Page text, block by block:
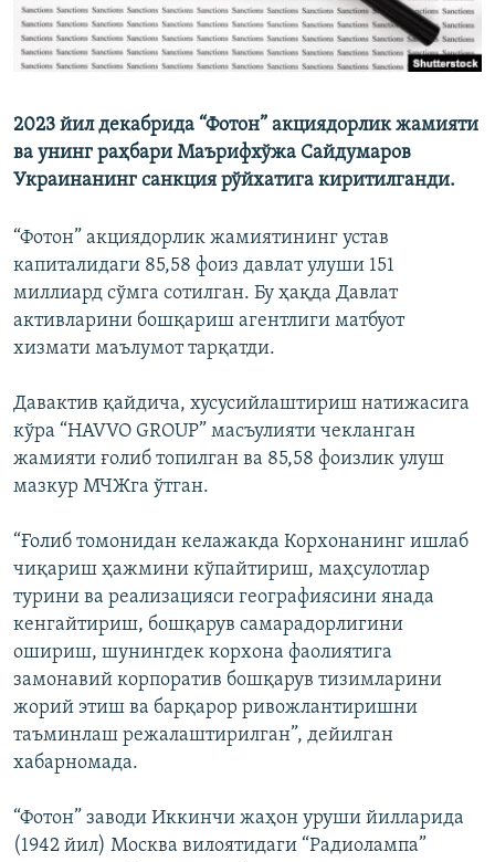
2023 йил декабрида “Фотон” акциядорлик жамияти
ва унинг раҳбари Маърифхўжа Сайдумаров
Украинанинг санкция рўйхатига киритилганди.
“Фотон” акциядорлик жамиятининг устав
капиталидаги 85,58 фоиз давлат улуши 151
миллиард сўмга сотилган. Бу ҳақда Давлат
активларини бошқариш агентлиги матбуот
хизмати маълумот тарқатди.
Давактив қайдича, хусусийлаштириш натижасига
кўра “HAVVO GROUP” масъулияти чекланган
жамияти ғолиб топилган ва 85,58 фоизлик улуш
мазкур МЧЖга ўтган.
“Ғолиб томонидан келажакда Корхонанинг ишлаб
чиқариш ҳажмини кўпайтириш, маҳсулотлар
турини ва реализацияси географиясини янада
кенгайтириш, бошқарув самарадорлигини
ошириш, шунингдек корхона фаолиятига
замонавий корпоратив бошқарув тизимларини
жорий этиш ва барқарор ривожлантиришни
таъминлаш режалаштирилган”, дейилган
хабарномада.
“Фотон” заводи Иккинчи жаҳон уруши йилларида
(1942 йил) Москва вилоятидаги “Радиолампа”